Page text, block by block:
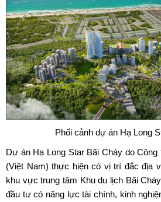
Phối cảnh dự án Hạ Long
Dự án Hạ Long StarBãi Cháy do Công
(Việt Nam) thực hiện có vị trí đắc địa
khu vực trung tâm Khu du lịch Bãi
đầu tư có năng lực tài chính, kinh